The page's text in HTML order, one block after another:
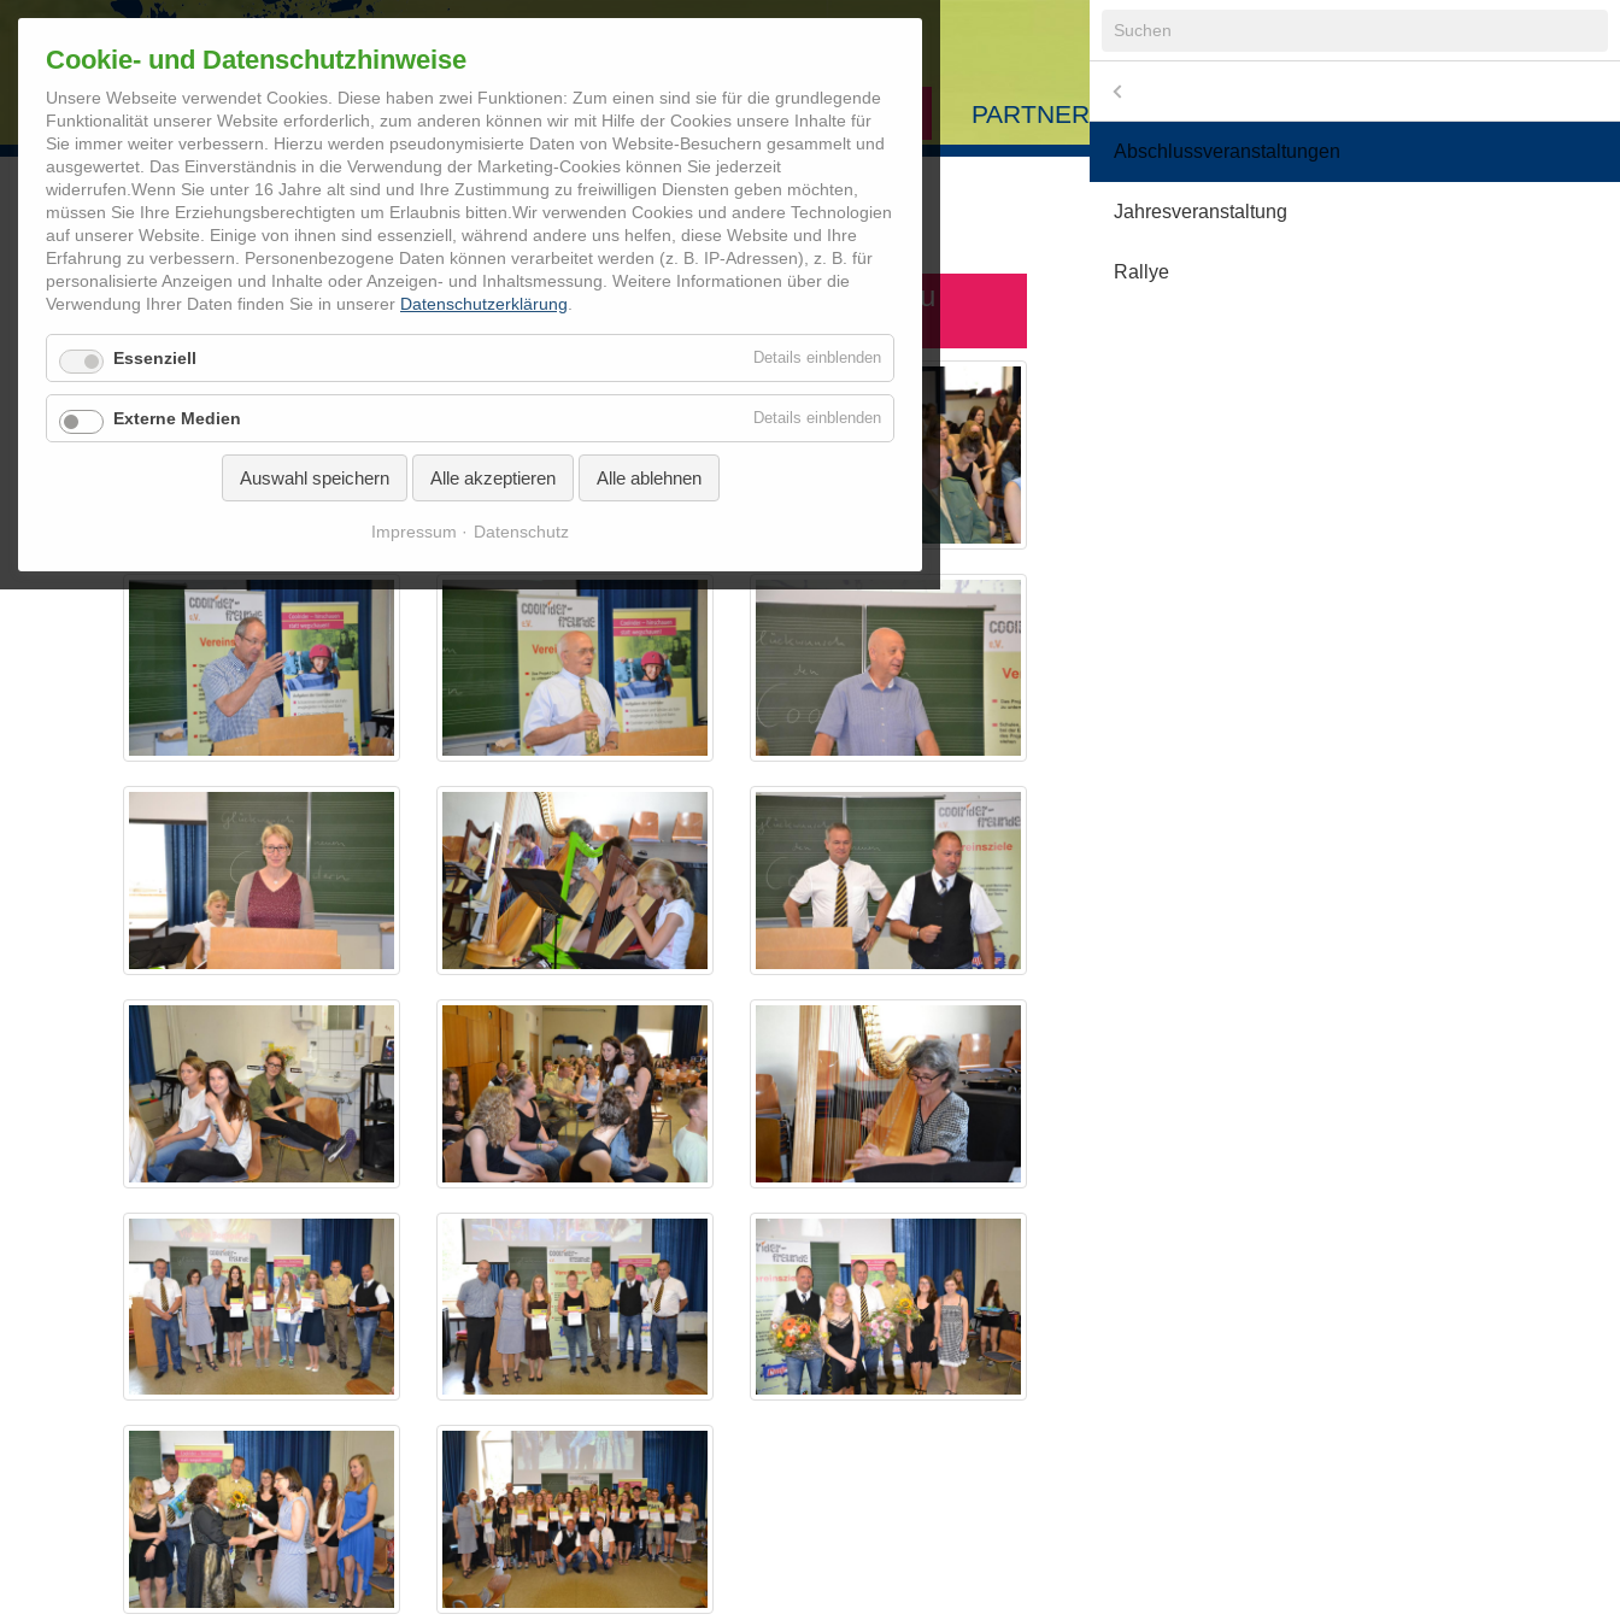
Cookie- und Datenschutzhinweise
Unsere Webseite verwendet Cookies. Diese haben zwei Funktionen: Zum einen sind sie für die grundlegende
Funktionalität unserer Website erforderlich, zum anderen können wir mit Hilfe der Cookies unsere Inhalte für
Sie immer weiter verbessern. Hierzu werden pseudonymisierte Daten von Website-Besuchern gesammelt und
ausgewertet. Das Einverständnis in die Verwendung der Marketing-Cookies können Sie jederzeit
widerrufen. Wenn Sie unter 16 Jahre alt sind und Ihre Zustimmung zu freiwilligen Diensten geben möchten,
müssen Sie Ihre Erziehungsberechtigten um Erlaubnis bitten. Wir verwenden Cookies und andere Technologien
auf unserer Website. Einige von ihnen sind essenziell, während andere uns helfen, diese Website und Ihre
Erfahrung zu verbessern.
Personenbezogene Daten können verarbeitet werden (z. B. IP-Adressen), z. B. für
personalisierte Anzeigen und Inhalte oder Anzeigen- und Inhaltsmessung. Weitere Informationen über die
Verwendung Ihrer Daten finden Sie in unserer Datenschutzerklärung
Essenziell Details einblendenfür
Essenziell
Externe Medien Details einblendenfür
Externe
Medien
Auswahl speichern Alle akzeptieren Alle ablehnen
Impressum Datenschutz
STARTSEITE AUSBILDUNG MEDIATHEK PARTNER COOLRIDER-FREUNDE E.V.
Coolrider.de Mediathek Abschlussveranstaltungen Abschlussveranstaltungen Details
Abschlussveranstaltung Laurentius-Gymnasium Neuendettelsau
Startseite
Mediathek
Coolrider-Freunde e.V.
Abschlussveranstaltungen
Jahresveranstaltung
Rallye